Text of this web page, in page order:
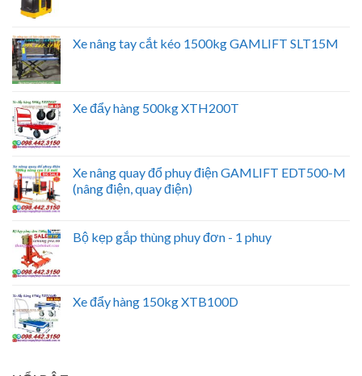
Xe nâng tay cắt kéo 1500kg GAMLIFT SLT15M
Xe đẩy hàng 500kg XTH200T
Xe nâng quay đổ phuy điện GAMLIFT EDT500-M
(nâng điện, quay điện)
Bộ kẹp gắp thùng phuy đơn - 1 phuy
Xe đẩy hàng 150kg XTB100D